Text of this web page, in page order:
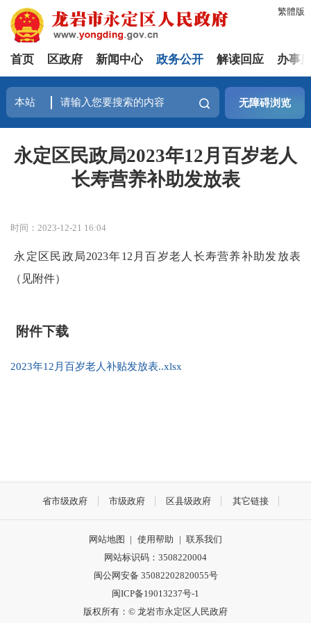
繁體版
首页 区政府 新闻中心 政务公开 解读回应 办事
无障碍浏览
永定区民政局2023年12月百岁老人
长寿营养补助发放表
时间：2023-12-21 16:04
永定区民政局2023年12月百岁老人长寿营养补助发放表
（见附件）
附件下载
2023年12月百岁老人补贴发放表..xlsx
省市级政府 市级政府 区县级政府 其它链接
网站地图 | 使用帮助 | 联系我们
网站标识码：3508220004
闽公网安备 35082202820055号
闽ICP备19013237号-1
版权所有：© 龙岩市永定区人民政府